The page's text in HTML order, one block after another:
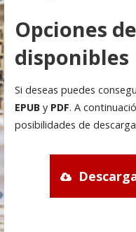
Opciones
disponibles
Si deseas puedes
EPUBy PDF. A
posibilidades de